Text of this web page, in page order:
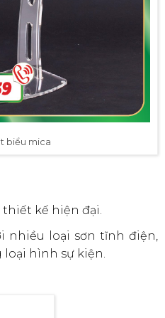
biểu mica
kế hiện đại.
nhiều loại sơn tĩnh điện,
hình sự kiện.